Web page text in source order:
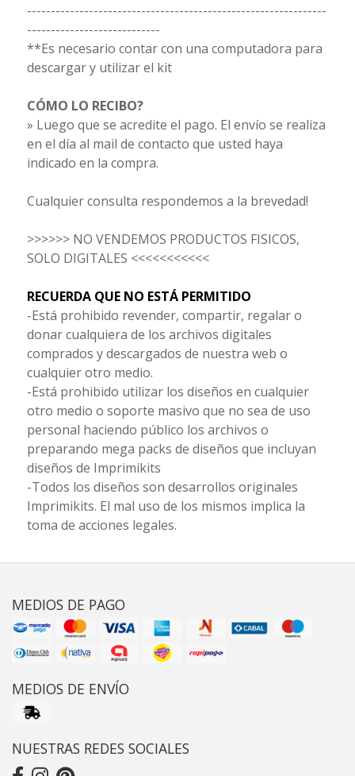
---------------------------------------------------------------
----------------------------
**Es necesario contar con una computadora para
descargar y utilizar el kit
CÓMO LO RECIBO?
» Luego que se acredite el pago. El envío se realiza
en el día al mail de contacto que usted haya
indicado en la compra.
Cualquier consulta respondemos a la brevedad!
>>>>>> NO VENDEMOS PRODUCTOS FISICOS,
SOLO DIGITALES <<<<<<<<<<<
RECUERDA QUE NO ESTÁ PERMITIDO
-Está prohibido revender, compartir, regalar o
donar cualquiera de los archivos digitales
comprados y descargados de nuestra web o
cualquier otro medio.
-Está prohibido utilizar los diseños en cualquier
otro medio o soporte masivo que no sea de uso
personal haciendo público los archivos o
preparando mega packs de diseños que incluyan
diseños de Imprimikits
-Todos los diseños son desarrollos originales
Imprimikits. El mal uso de los mismos implica la
toma de acciones legales.
MEDIOS DE PAGO
MEDIOS DE ENVÍO
NUESTRAS REDES SOCIALES